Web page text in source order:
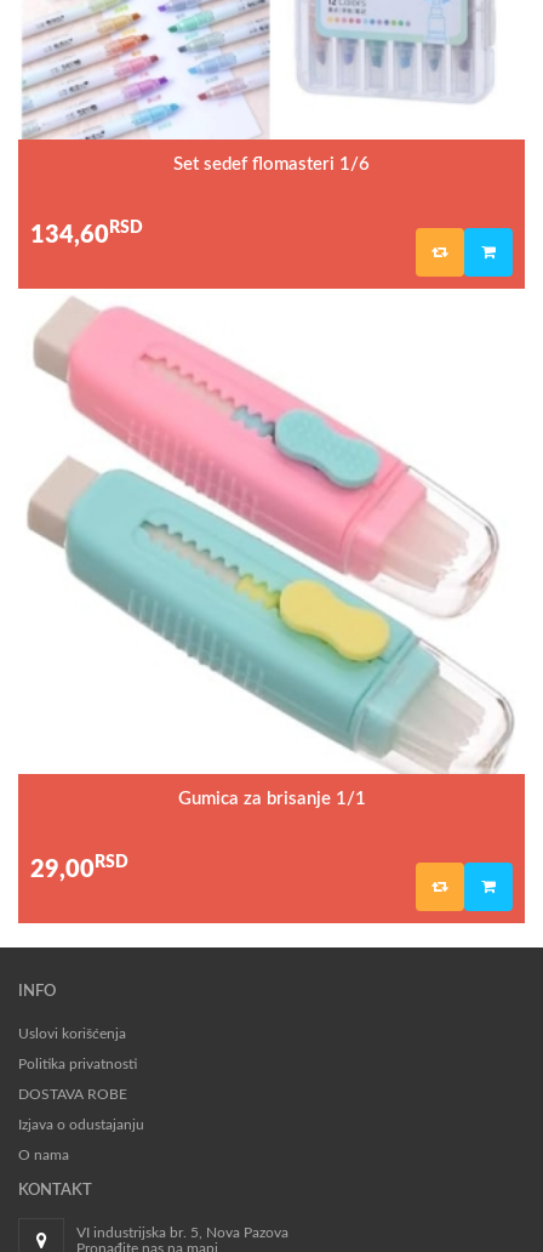
Set sedef flomasteri 1/6
134,60 RSD
Gumica za brisanje 1/1
29,00 RSD
INFO
Uslovi korišćenja
Politika privatnosti
DOSTAVA ROBE
Izjava o odustajanju
O nama
KONTAKT
VI industrijska br. 5, Nova Pazova
Pronađite nas na mapi